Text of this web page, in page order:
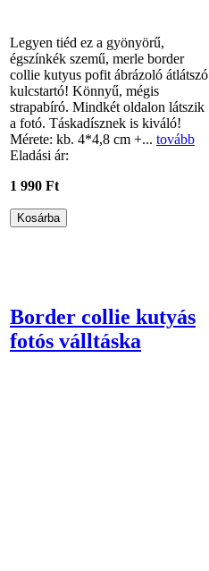
Legyen tiéd ez a gyönyörű,
égszínkék szemű, merle border
collie kutyus pofit ábrázoló átlátszó
kulcstartó! Könnyű, mégis
strapabíró. Mindkét oldalon látszik
a fotó. Táskadísznek is kiváló!
Mérete: kb. 4*4,8 cm +... tovább
Eladási ár:
1 990 Ft
Border collie kutyás
fotós válltáska